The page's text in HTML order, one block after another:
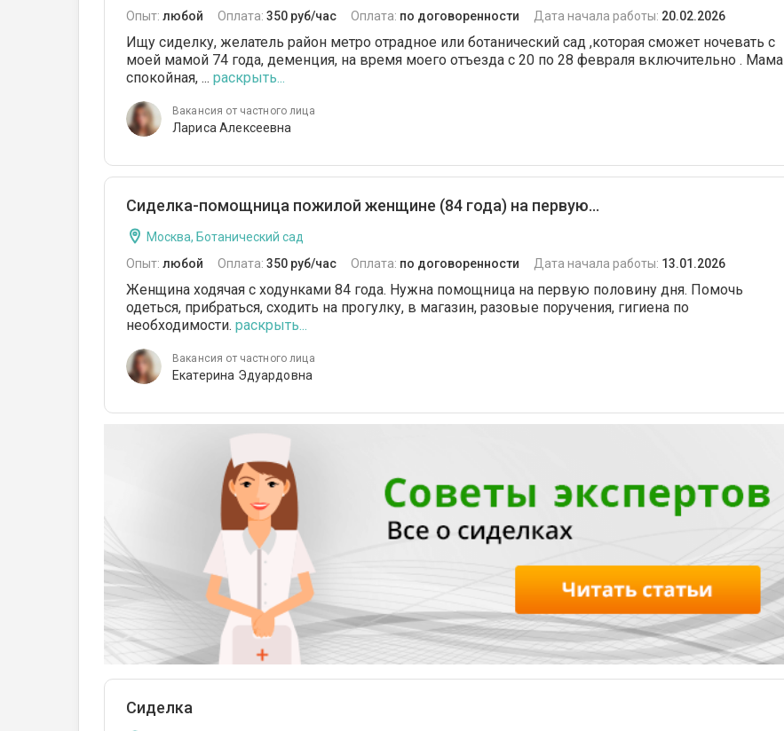
Опыт: любой Оплата: 350 руб/час Оплата: по договоренности Дата начала работы: 20.02.2026
Ищу сиделку, желатель район метро отрадное или ботанический сад ,которая сможет ночевать с
моей мамой 74 года, деменция, на время моего отъезда с 20 по 28 февраля включительно . Мама
спокойная, ... раскрыть...
Вакансия от частного лица
Лариса Алексеевна
Сиделка-помощница пожилой женщине (84 года) на первую...
Москва, Ботанический сад
Опыт: любой Оплата: 350 руб/час Оплата: по договоренности Дата начала работы: 13.01.2026
Женщина ходячая с ходунками 84 года. Нужна помощница на первую половину дня. Помочь
одеться, прибраться, сходить на прогулку, в магазин, разовые поручения, гигиена по
необходимости. раскрыть...
Вакансия от частного лица
Екатерина Эдуардовна
Сиделка